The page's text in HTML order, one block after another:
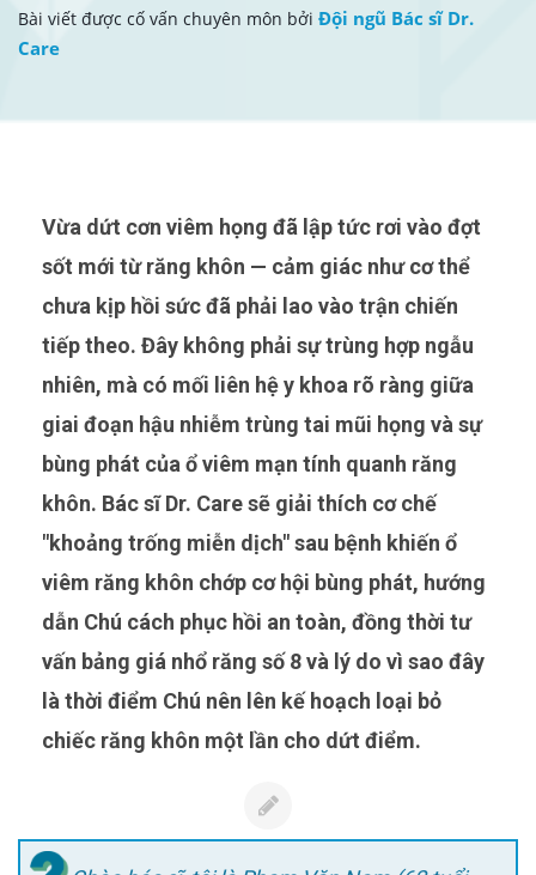
Bài viết được cố vấn chuyên môn bởi Đội ngũ Bác sĩ Dr.
Care
Vừa dứt cơn viêm họng đã lập tức rơi vào đợt
sốt mới từ răng khôn — cảm giác như cơ thể
chưa kịp hồi sức đã phải lao vào trận chiến
tiếp theo. Đây không phải sự trùng hợp ngẫu
nhiên, mà có mối liên hệ y khoa rõ ràng giữa
giai đoạn hậu nhiễm trùng tai mũi họng và sự
bùng phát của ổ viêm mạn tính quanh răng
khôn. Bác sĩ Dr. Care sẽ giải thích cơ chế
"khoảng trống miễn dịch" sau bệnh khiến ổ
viêm răng khôn chớp cơ hội bùng phát, hướng
dẫn Chú cách phục hồi an toàn, đồng thời tư
vấn bảng giá nhổ răng số 8 và lý do vì sao đây
là thời điểm Chú nên lên kế hoạch loại bỏ
chiếc răng khôn một lần cho dứt điểm.